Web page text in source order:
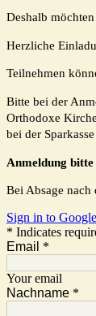
Deshalb
Herzliche
Teilnehmen
Bitte bei der
Orthodoxe
bei der S
Anmeldung bitte
Bei Absage
Sign in to Google
* Indicates
Email *
Your email
Nachname *